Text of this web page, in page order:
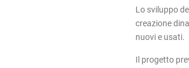
Lo sviluppo
creazione
nuovi e usati.
Il progetto